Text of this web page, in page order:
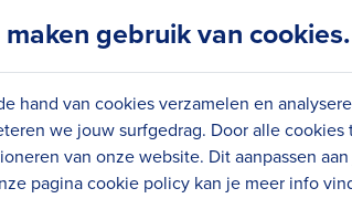
maken gebruik van cookies.
hand van cookies verzamelen en
we jouw surfgedrag. Door alle
van onze website. Dit aanpassen
pagina cookie policy kan je meer info